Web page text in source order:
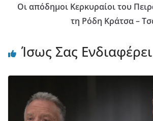
Οι απόδημοι Κερκυραίοι του
τη Ρόδη Κράτσα –
Ίσως Σας Ενδιαφέρει